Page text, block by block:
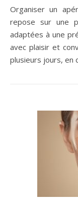
Organiser un apéritif dînatoire sans sacrifier sa soirée
repose sur une
adaptées à une
avec plaisir et
plusieurs jours, en